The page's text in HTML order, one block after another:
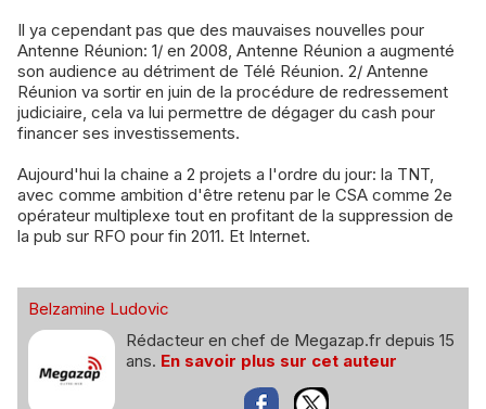
Il ya cependant pas que des mauvaises nouvelles pour
Antenne Réunion: 1/ en 2008, Antenne Réunion a augmenté
son audience au détriment de Télé Réunion. 2/ Antenne
Réunion va sortir en juin de la procédure de redressement
judiciaire, cela va lui permettre de dégager du cash pour
financer ses investissements.
Aujourd'hui la chaine a 2 projets a l'ordre du jour: la TNT,
avec comme ambition d'être retenu par le CSA comme 2e
opérateur multiplexe tout en profitant de la suppression de
la pub sur RFO pour fin 2011. Et Internet.
Belzamine Ludovic
Rédacteur en chef de Megazap.fr depuis 15
ans. En savoir plus sur cet auteur